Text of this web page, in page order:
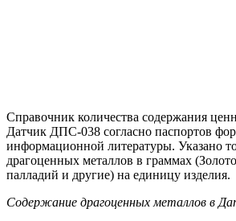
Справочник количества содержания
Датчик ДПС-038 согласно паспортов
информационной литературы. Указано
драгоценных металлов в граммах
палладий и другие) на единицу изделия.
Содержание драгоценных металлов в